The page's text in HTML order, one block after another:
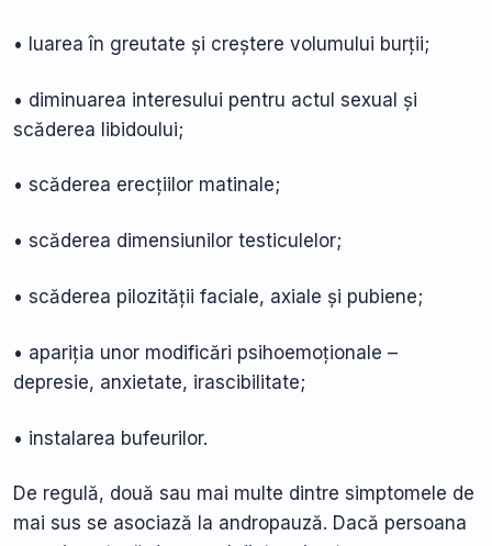
• luarea în greutate și creștere volumului burții;
• diminuarea interesului pentru actul sexual și
scăderea libidoului;
• scăderea erecțiilor matinale;
• scăderea dimensiunilor testiculelor;
• scăderea pilozității faciale, axiale și pubiene;
• apariția unor modificări psihoemoționale –
depresie, anxietate, irascibilitate;
• instalarea bufeurilor.
De regulă, două sau mai multe dintre simptomele de
mai sus se asociază la andropauză. Dacă persoana